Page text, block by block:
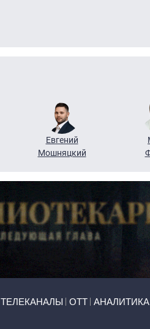
Евгений
Мошняцкий
ТЕЛЕКАНАЛЫ ОТТ АНАЛИТИКА